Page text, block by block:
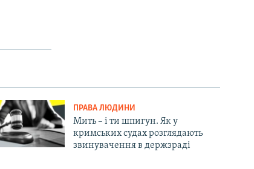
ПРАВА ЛЮДИНИ
Мить – і ти шпигун. Як у
кримських судах розглядають
звинувачення в держзраді